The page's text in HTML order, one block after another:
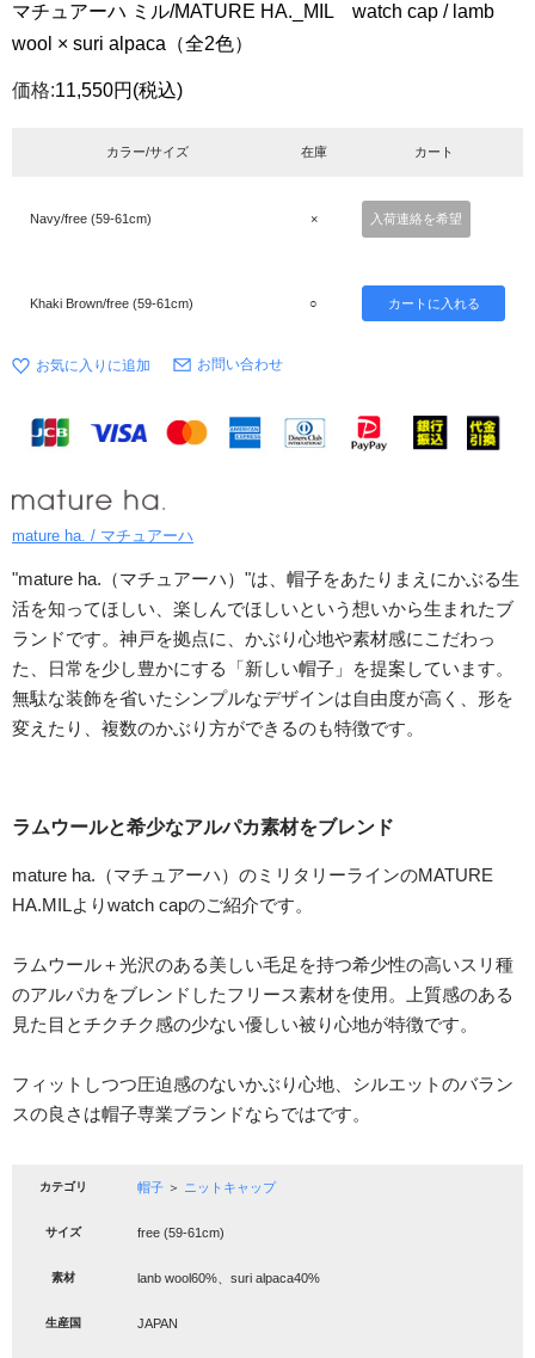
マチュアーハ ミル/MATURE HA._MIL watch cap / lamb
wool × suri alpaca（全2色）
価格:11,550円 (税込)
カラー/サイズ 在庫 カート
Navy/free (59-61cm) × 入荷連絡を希望
Khaki Brown/free (59-61cm) ○
お問い合わせ
mature ha. / マチュアーハ
"mature ha.（マチュアーハ）"は、帽子をあたりまえにかぶる生
活を知ってほしい、楽しんでほしいという想いから生まれたブ
ランドです。神戸を拠点に、かぶり心地や素材感にこだわっ
た、日常を少し豊かにする「新しい帽子」を提案しています。
無駄な装飾を省いたシンプルなデザインは自由度が高く、形を
変えたり、複数のかぶり方ができるのも特徴です。
ラムウールと希少なアルパカ素材をブレンド
mature ha.（マチュアーハ）のミリタリーラインのMATURE
HA.MILよりwatch capのご紹介です。
ラムウール＋光沢のある美しい毛足を持つ希少性の高いスリ種
のアルパカをブレンドしたフリース素材を使用。上質感のある
見た目とチクチク感の少ない優しい被り心地が特徴です。
フィットしつつ圧迫感のないかぶり心地、シルエットのバラン
スの良さは帽子専業ブランドならではです。
カテゴリ 帽子 ＞ ニットキャップ
サイズ free (59-61cm)
素材 lanb wool60%、suri alpaca40%
生産国 JAPAN